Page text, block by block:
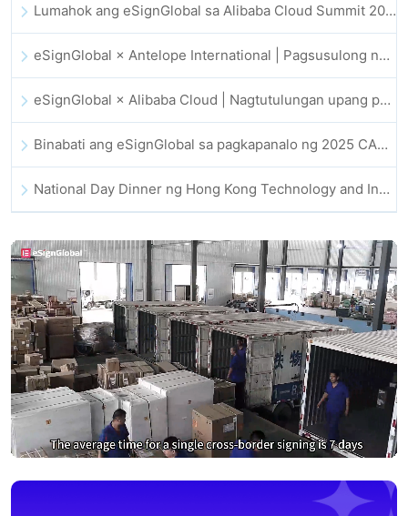
Lumahok ang eSignGlobal sa Alibaba Cloud Summit 2025 Hong Kong, na nagsusulong ng AI-driven na cloud innovation at digital trust
eSignGlobal × Antelope International | Pagsusulong ng ligtas at AI-driven na digital workflows
eSignGlobal × Alibaba Cloud | Nagtutulungan upang palakasin ang pandaigdigang digital trust para sa fintech
Binabati ang eSignGlobal sa pagkapanalo ng 2025 CAHK STAR Award
National Day Dinner ng Hong Kong Technology and Innovation Community